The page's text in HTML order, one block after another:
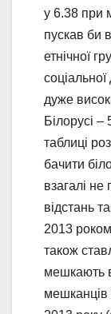
у 6.38 при
пускав би
етнічної
дуже
Білорусі
таблиці
бачити
взагалі
відстань
2013
також
мешкають
мешканців